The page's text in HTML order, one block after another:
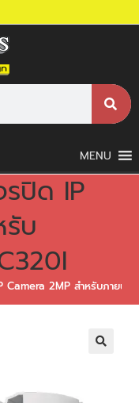
MENU
ปิด IP
บ
Camera 2MP สำหรับภายนอ